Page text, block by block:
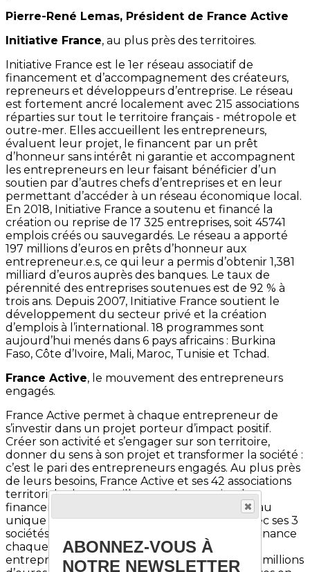
Pierre-René Lemas, Président de France Active
Initiative France, au plus près des territoires.
Initiative France est le 1er réseau associatif de
financement et d’accompagnement des créateurs,
repreneurs et développeurs d’entreprise. Le réseau
est fortement ancré localement avec 215 associations
réparties sur tout le territoire français - métropole et
outre-mer. Elles accueillent les entrepreneurs,
évaluent leur projet, le financent par un prêt
d’honneur sans intérêt ni garantie et accompagnent
les entrepreneurs en leur faisant bénéficier d’un
soutien par d’autres chefs d’entreprises et en leur
permettant d’accéder à un réseau économique local.
En 2018, Initiative France a soutenu et financé la
création ou reprise de 17 325 entreprises, soit 45741
emplois créés ou sauvegardés. Le réseau a apporté
197 millions d’euros en prêts d’honneur aux
entrepreneur.e.s, ce qui leur a permis d’obtenir 1,381
milliard d’euros auprès des banques. Le taux de
pérennité des entreprises soutenues est de 92 % à
trois ans. Depuis 2007, Initiative France soutient le
développement du secteur privé et la création
d’emplois à l’international. 18 programmes sont
aujourd’hui menés dans 6 pays africains : Burkina
Faso, Côte d’Ivoire, Mali, Maroc, Tunisie et Tchad.
France Active, le mouvement des entrepreneurs
engagés.
France Active permet à chaque entrepreneur de
s’investir dans un projet porteur d’impact positif.
Créer son activité et s’engager sur son territoire,
donner du sens à son projet et transformer la société :
c’est le pari des entrepreneurs engagés. Au plus près
de leurs besoins, France Active et ses 42 associations
territoriales les conseillent sur leur projet de
financement et leur donnent accès à un réseau
unique d’acteurs économiques et sociaux. Avec ses 3
sociétés financières, France Active garantit et finance
chaque année les projets de près de 7 500
entrepreneurs. Le mouvement a mobilisé 306 millions
ABONNEZ-VOUS À
NOTRE NEWSLETTER